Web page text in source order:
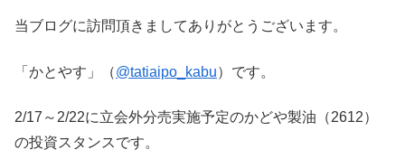
当ブログに訪問頂きましてありがとうございます。
「かとやす」（@tatiaipo_kabu）です。
2/17～2/22に立会外分売実施予定のかどや製油（2612）
の投資スタンスです。